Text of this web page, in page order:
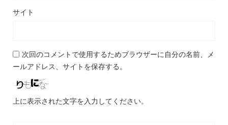
サイト
次回のコメントで使用するためブラウザーに自分の名前、メ
ールアドレス、サイトを保存する。
上に表示された文字を入力してください。